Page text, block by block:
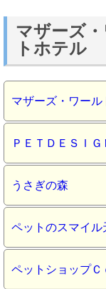
マザーズ
トホテル
マザーズ・ワール
ＰＥＴＤＥＳＩ
うさぎの森
ペットのスマイル
ペットショップ